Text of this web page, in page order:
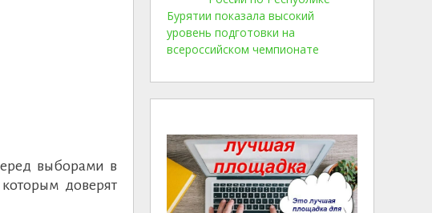
выборами в
доверят
Бурятии показала высокий
уровень подготовки на
всероссийском чемпионате